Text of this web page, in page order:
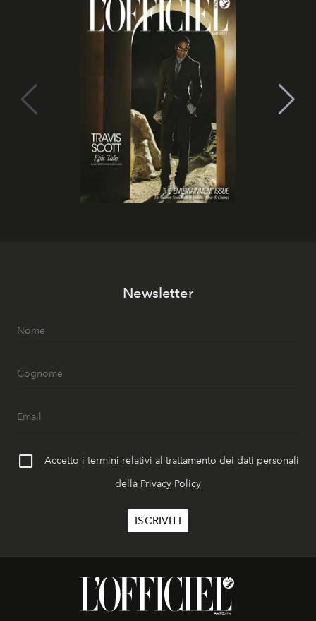
Newsletter
Accetto i termini relativi al trattamento dei dati personali
della Privacy Policy